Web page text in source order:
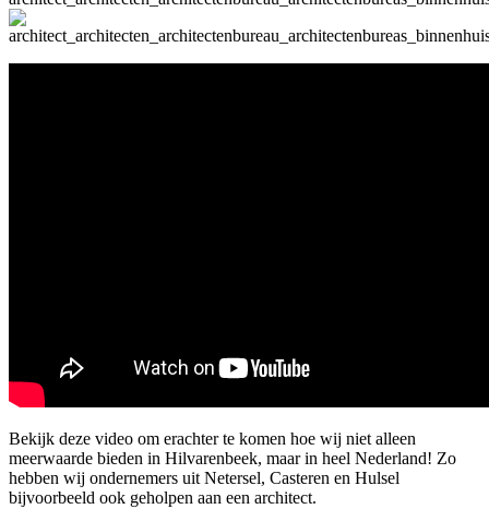
Bekijk deze video om erachter te komen hoe wij niet alleen
meerwaarde bieden in Hilvarenbeek, maar in heel Nederland! Zo
hebben wij ondernemers uit Netersel, Casteren en Hulsel
bijvoorbeeld ook geholpen aan een architect.